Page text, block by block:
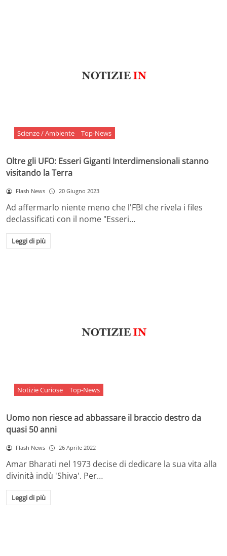
Scienze / Ambiente Top-News
Oltre gli UFO: Esseri Giganti Interdimensionali stanno
visitando la Terra
Flash News 20 Giugno 2023
Ad affermarlo niente meno che l'FBI che rivela i files
declassificati con il nome "Esseri…
Leggi di più
Notizie Curiose Top-News
Uomo non riesce ad abbassare il braccio destro da
quasi 50 anni
Flash News 26 Aprile 2022
Amar Bharati nel 1973 decise di dedicare la sua vita alla
divinità indù 'Shiva'. Per…
Leggi di più